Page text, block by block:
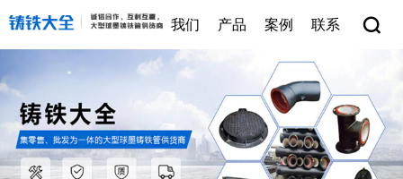
我们 产品 案例 联系